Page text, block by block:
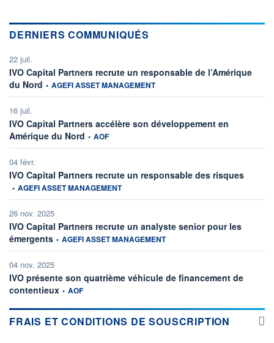
DERNIERS COMMUNIQUÉS
22 juil.
IVO Capital Partners recrute un responsable de l’Amérique
du Nord information fournie par
• AGEFI ASSET MANAGEMENT
16 juil.
IVO Capital Partners accélère son développement en
Amérique du Nord information fournie par
• AOF
04 févr.
IVO Capital Partners recrute un responsable des risques
• AGEFI ASSET MANAGEMENT
26 nov. 2025
IVO Capital Partners recrute un analyste senior pour les
émergents information fournie par
• AGEFI ASSET MANAGEMENT
04 nov. 2025
IVO présente son quatrième véhicule de financement de
contentieuxinformation fournie par
• AOF
FRAIS ET CONDITIONS DE SOUSCRIPTION